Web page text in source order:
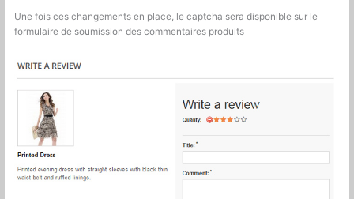
Une fois ces changements en place, le captcha sera disponible sur le
formulaire de soumission des commentaires produits